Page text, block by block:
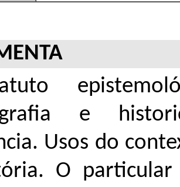
e
Usos do
O